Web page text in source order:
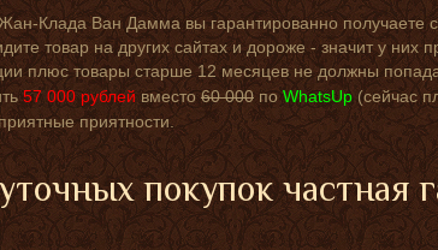
Клада Ван Дамма вы гарантированно получаете
товар на других сайтах и дороже - значит у
плюс товары старше 12 месяцев не должны
57 000 рублей вместо60 000 поWhatsUp (сейчас
приятности.
покупок частная